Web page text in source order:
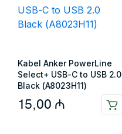
Kabel Anker PowerLine
Select+ USB-C to USB 2.0
Black (A8023H11)
15,00 ₼